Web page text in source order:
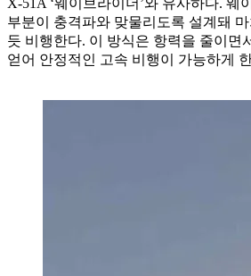
부분이 충격파와 맞물리도록 설계돼
듯 비행한다. 이 방식은 항력을 줄이면
얻어 안정적인 고속 비행이 가능하게